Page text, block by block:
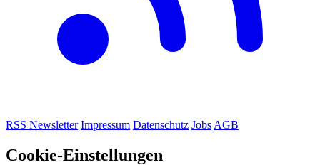
RSS Newsletter Impressum Datenschutz Jobs AGB
Cookie-Einstellungen